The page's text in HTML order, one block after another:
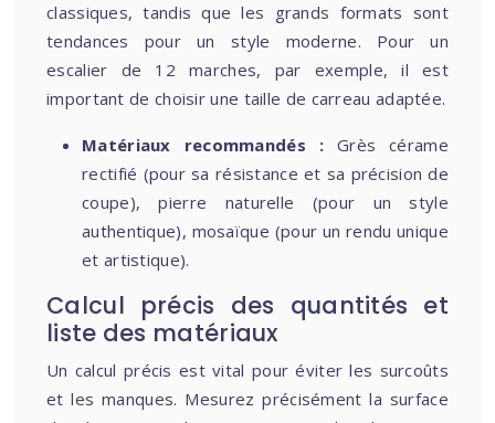
classiques, tandis que les grands formats sont
tendances pour un style moderne. Pour un
escalier de 12 marches, par exemple, il est
important de choisir une taille de carreau adaptée.
Matériaux recommandés :Grès cérame
rectifié (pour sa résistance et sa précision de
coupe), pierre naturelle (pour un style
authentique), mosaïque (pour un rendu unique
et artistique).
Calcul précis des quantités et
liste des matériaux
Un calcul précis est vital pour éviter les surcoûts
et les manques. Mesurez précisément la surface